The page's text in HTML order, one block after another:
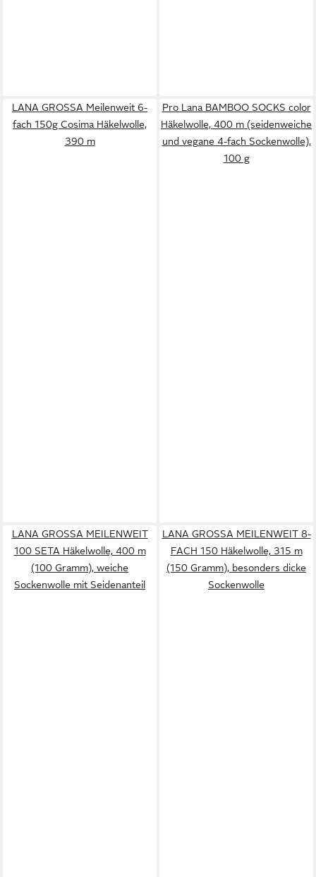
LANA GROSSA Meilenweit 6-
fach 150g Cosima Häkelwolle,
390 m
Pro Lana BAMBOO SOCKS color
Häkelwolle, 400 m (seidenweiche
und vegane 4-fach Sockenwolle),
100 g
LANA GROSSA MEILENWEIT
100 SETA Häkelwolle, 400 m
(100 Gramm), weiche
Sockenwolle mit Seidenanteil
LANA GROSSA MEILENWEIT 8-
FACH 150 Häkelwolle, 315 m
(150 Gramm), besonders dicke
Sockenwolle